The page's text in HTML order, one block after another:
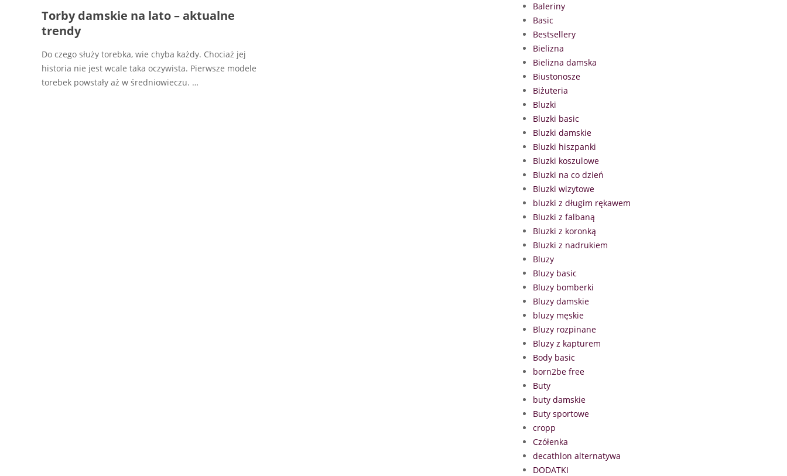
Torby damskie na lato – aktualne
trendy
Do czego służy torebka, wie chyba każdy. Chociaż jej
historia nie jest wcale taka oczywista. Pierwsze modele
torebek powstały aż w średniowieczu. …
Baleriny
Basic
Bestsellery
Bielizna
Bielizna damska
Biustonosze
Biżuteria
Bluzki
Bluzki basic
Bluzki damskie
Bluzki hiszpanki
Bluzki koszulowe
Bluzki na co dzień
Bluzki wizytowe
bluzki z długim rękawem
Bluzki z falbaną
Bluzki z koronką
Bluzki z nadrukiem
Bluzy
Bluzy basic
Bluzy bomberki
Bluzy damskie
bluzy męskie
Bluzy rozpinane
Bluzy z kapturem
Body basic
born2be free
Buty
buty damskie
Buty sportowe
cropp
Czółenka
decathlon alternatywa
DODATKI